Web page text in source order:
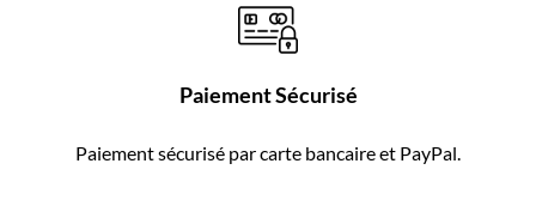
Paiement Sécurisé
Paiement sécurisé par carte bancaire et PayPal.